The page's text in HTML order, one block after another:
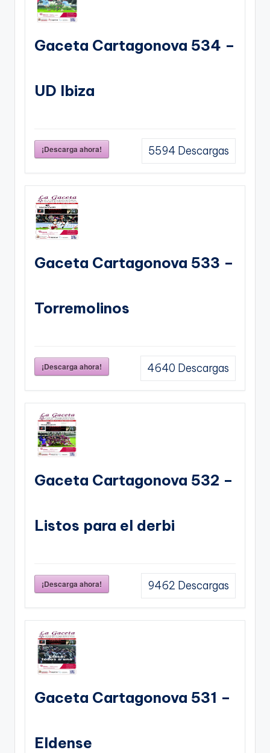
Gaceta Cartagonova 534 –
UD Ibiza
¡Descarga ahora! 5594 Descargas
Gaceta Cartagonova 533 –
Torremolinos
¡Descarga ahora! 4640 Descargas
Gaceta Cartagonova 532 –
Listos para el derbi
¡Descarga ahora! 9462 Descargas
Gaceta Cartagonova 531 –
Eldense